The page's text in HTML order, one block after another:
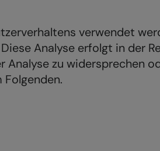
verwendet
Analyse erfolgt in der
Analyse zu widersprechen